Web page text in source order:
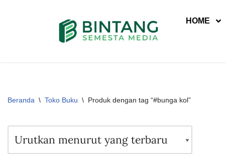
HOME
Beranda \ Toko Buku \ Produk dengan tag “#bunga kol”